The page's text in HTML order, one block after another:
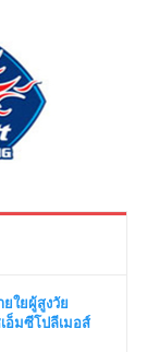
ใยผู้สูงวัย
อ็มซีโปลีเมอส์